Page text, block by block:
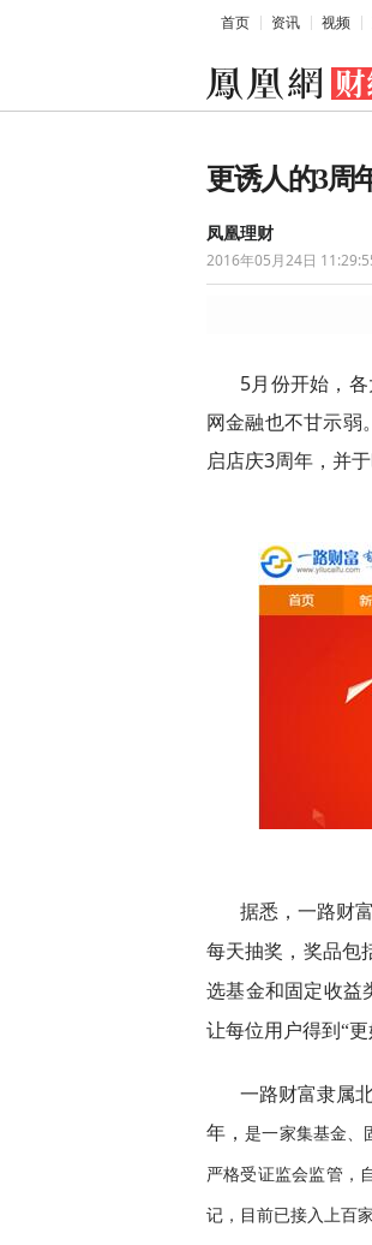
首页 资讯 视频
更诱人的3周
凤凰理财
2016年05月24日
5月份开始，
网金融也不甘示弱
启店庆3周年，并
据悉，一路财
每天抽奖，奖品包
选基金和固定收益
让每位用户得到“
一路财富隶属
年，是一家集基金、
严格受证监会监管，
记，目前已接入上百